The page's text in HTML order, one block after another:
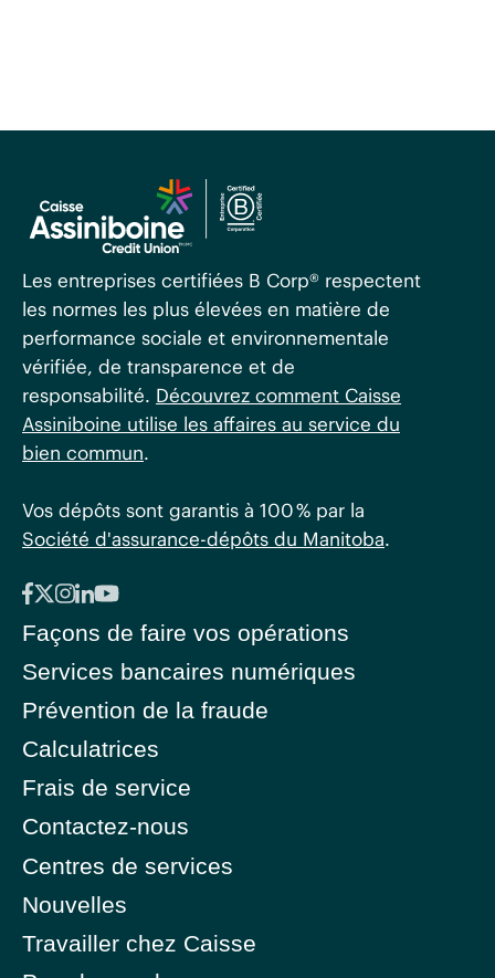
Les entreprises certifiées B Corp® respectent
les normes les plus élevées en matière de
performance sociale et environnementale
vérifiée, de transparence et de
responsabilité. Découvrez comment Caisse
Assiniboine utilise les affaires au service du
bien commun.
Vos dépôts sont garantis à 100 % par la
Société d'assurance-dépôts du Manitoba.
Façons de faire vos opérations
Services bancaires numériques
Prévention de la fraude
Calculatrices
Frais de service
Contactez-nous
Centres de services
Nouvelles
Travailler chez Caisse